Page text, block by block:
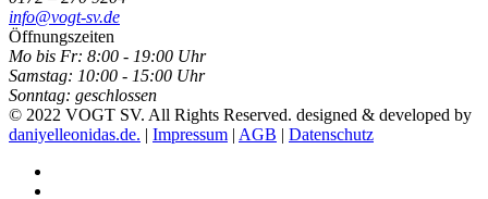
info@vogt-sv.de
Öffnungszeiten
Mo bis Fr: 8:00 - 19:00 Uhr
Samstag: 10:00 - 15:00 Uhr
Sonntag: geschlossen
© 2022 VOGT SV. All Rights Reserved. designed & developed by
daniyelleonidas.de. | Impressum | AGB | Datenschutz